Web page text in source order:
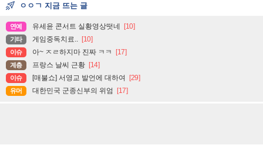
ㅇㅇㄱ 지금 뜨는 글
연예 유세윤 콘서트 실황영상떳네 [10]
기타 게임중독치료.. [10]
이슈 아~ ㅈㄹ하지마 진짜 ㅋㅋ [17]
계층 프랑스 날씨 근황 [14]
이슈 [매불쇼] 서영교 발언에 대하여 [29]
유머 대한민국 군종신부의 위엄 [17]